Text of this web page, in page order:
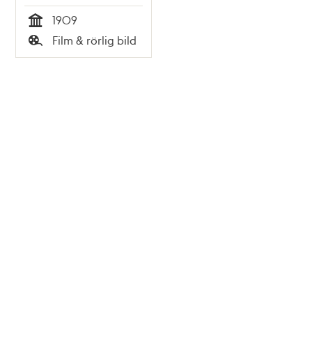
Tid
1909
Typ
Film & rörlig bild